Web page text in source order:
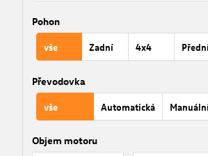
Pohon
vše Zadní 4x4
Převodovka
vše Automatická
Objem motoru